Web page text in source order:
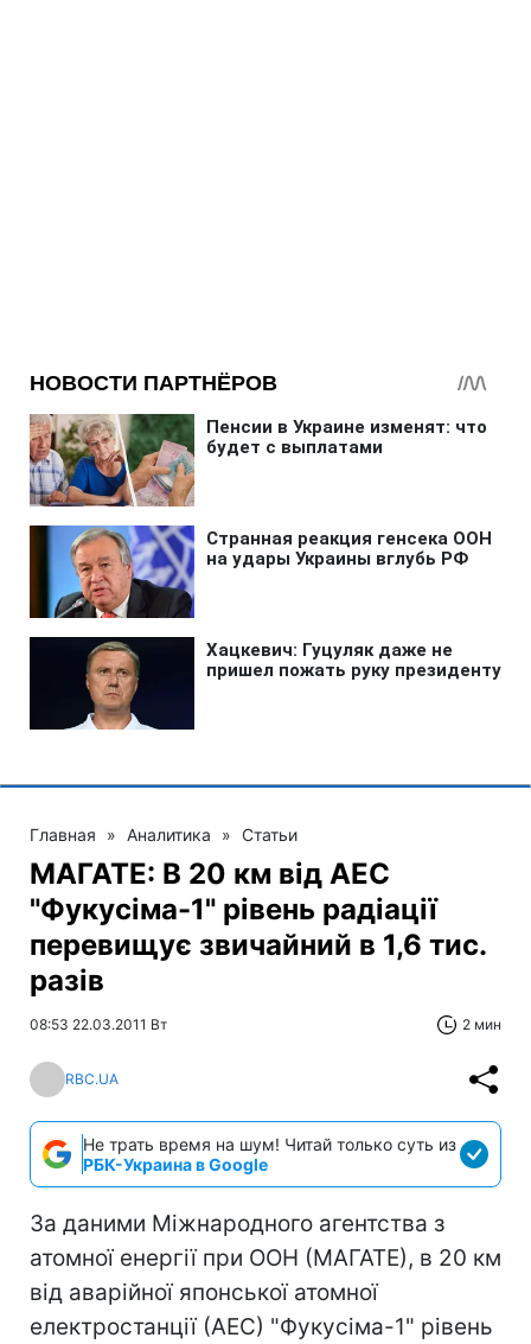
Главная » Аналитика » Статьи
МАГАТЕ: В 20 км від АЕС
"Фукусіма-1" рівень радіації
перевищує звичайний в 1,6 тис.
разів
08:53 22.03.2011 Вт 2 мин
RBC.UA
Не трать время на шум! Читай только суть из
РБК-Украина в Google
За даними Міжнародного агентства з
атомної енергії при ООН (МАГАТЕ), в 20 км
від аварійної японської атомної
електростанції (АЕС) "Фукусіма-1" рівень